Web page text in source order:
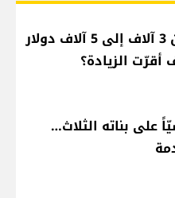
راتب النائب من 3 آلاف إلى 5 آلاف دولار
الزيادة؟
على بناته الثلاث…